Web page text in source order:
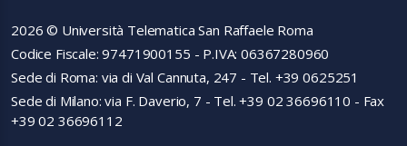
2026 © Università Telematica San Raffaele Roma
Codice Fiscale: 97471900155 - P.IVA: 06367280960
Sede di Roma: via di Val Cannuta, 247 - Tel. +39 0625251
Sede di Milano: via F. Daverio, 7 - Tel. +39 02 36696110 - Fax
+39 02 36696112